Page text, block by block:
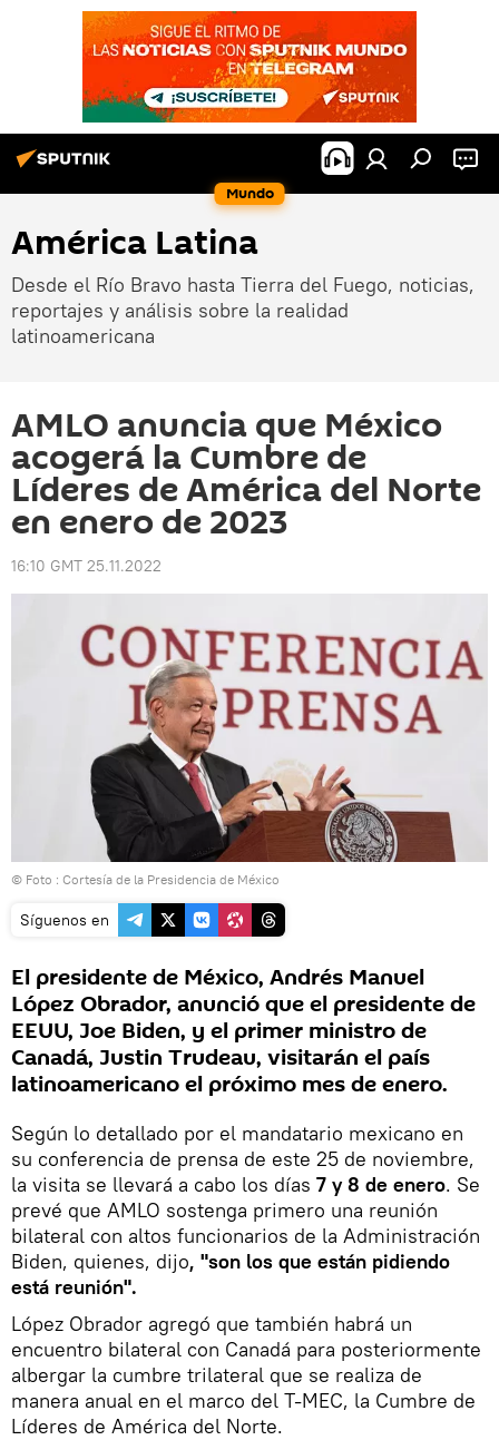
Mundo
América Latina
Desde el Río Bravo hasta Tierra del Fuego, noticias,
reportajes y análisis sobre la realidad
latinoamericana
AMLO anuncia que México
acogerá la Cumbre de
Líderes de América del Norte
en enero de 2023
16:10 GMT 25.11.2022
© Foto : Cortesía de la Presidencia de México
Síguenos en
El presidente de México, Andrés Manuel
López Obrador, anunció que el presidente de
EEUU, Joe Biden, y el primer ministro de
Canadá, Justin Trudeau, visitarán el país
latinoamericano el próximo mes de enero.
Según lo detallado por el mandatario mexicano en
su conferencia de prensa de este 25 de noviembre,
la visita se llevará a cabo los días 7 y 8 de enero. Se
prevé que AMLO sostenga primero una reunión
bilateral con altos funcionarios de la Administración
Biden, quienes, dijo, "son los que están pidiendo
está reunión".
López Obrador agregó que también habrá un
encuentro bilateral con Canadá para posteriormente
albergar la cumbre trilateral que se realiza de
manera anual en el marco del T-MEC, la Cumbre de
Líderes de América del Norte.